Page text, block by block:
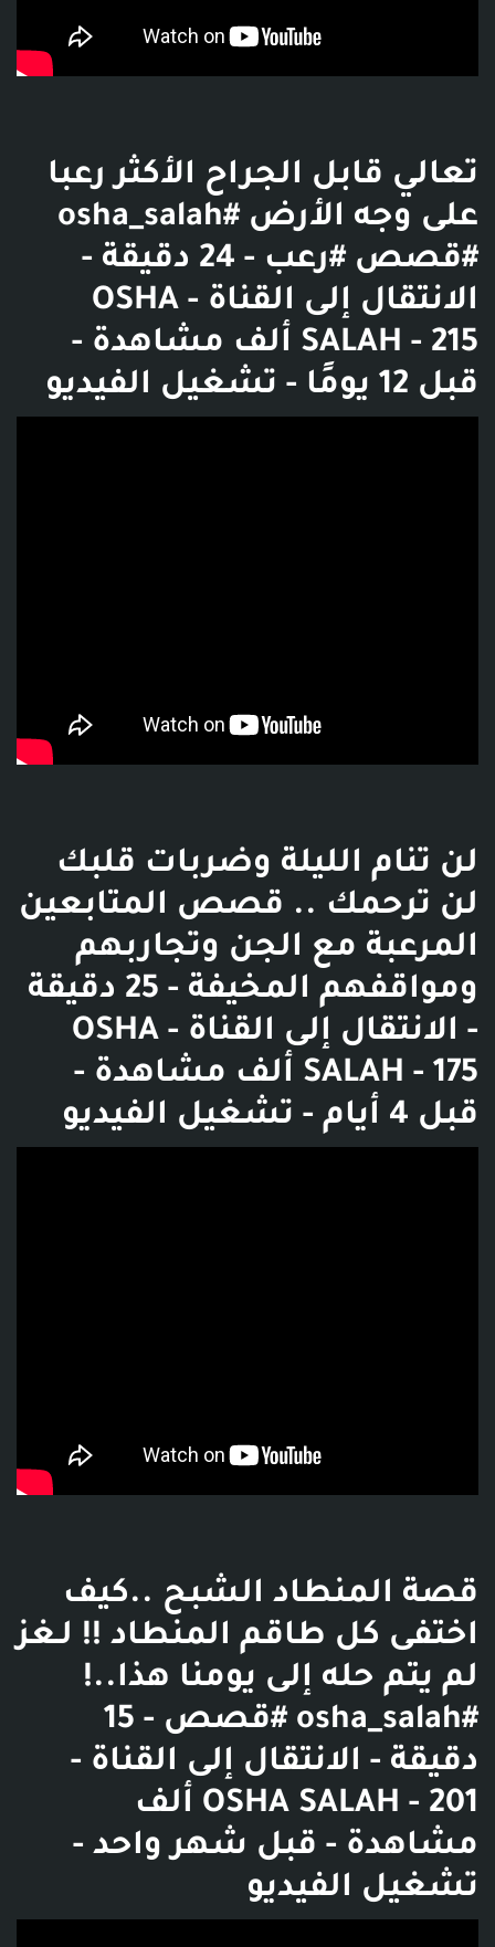
تعالي قابل الجراح الأكثر رعبا
على وجه الأرض #osha_salah
#قصص #رعب - 24 دقيقة -
الانتقال إلى القناة - OSHA
SALAH - 215 ألف مشاهدة -
قبل 12 يومًا - تشغيل الفيديو
لن تنام الليلة وضربات قلبك
لن ترحمك .. قصص المتابعين
المرعبة مع الجن وتجاربهم
ومواقفهم المخيفة - 25 دقيقة
- الانتقال إلى القناة - OSHA
SALAH - 175 ألف مشاهدة -
قبل 4 أيام - تشغيل الفيديو
قصة المنطاد الشبح ..كيف
اختفى كل طاقم المنطاد !! لـغز
لم يتم حله إلى يومنا هذا..!
#osha_salah #قصص - 15
دقيقة - الانتقال إلى القناة -
OSHA SALAH - 201 ألف
مشاهدة - قبل شهر واحد -
تشغيل الفيديو